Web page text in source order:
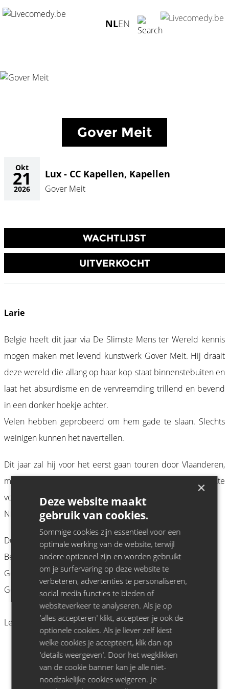
NLEN
Home/Agenda/
Lux - CC Kapellen, Kapellen -
Gover Meit
Okt
21
2026
Lux - CC Kapellen, Kapellen
Gover Meit
WACHTLIJST
UITVERKOCHT
Larie
België heeft dit jaar via De Slimste Mens ter Wereld kennis
mogen maken met levend kunstwerk Gover Meit. Hij draait
deze wereld die allang op haar kop staat binnenstebuiten en
laat het absurdisme en de vervreemding trillend en bevend
in een donker hoekje achter.
Velen hebben geprobeerd om hem gade te slaan. Slechts
weinigen kunnen het navertellen.
Dit jaar zal hij voor het eerst gaan touren door Vlaanderen,
met een speciaal voor de Belgen op maat gemaakte
voorstelling: 'LARIE’
Niets is wat het lijkt, en alles lijkt op niets.
Dus oordeelt u zelf.
Bent u er klaar voor of toch liever klaar mee?
Gover Meit is Het Beest.
Gover Meit zwetst maar wat.
Leeftijdsadvies: 12+
×
Deze website maakt
gebruik van cookies.
Sommige cookies zijn essentieel voor een
optimale werking van de website, terwijl
andere optioneel zijn en worden gebruikt
om je surfervaring op deze website te
verbeteren, advertenties te personaliseren,
social media functies te bieden of
websiteverkeer te analyseren. Als je op
'alles accepteren' klikt, accepteer je ook de
optionele cookies. Als je liever zelf kiest
welke cookies je accepteert, klik dan op
'details weergeven'. Door het wegklikken
van de cookie banner kan je alle niet-
noodzakelijke cookies weigeren. Je